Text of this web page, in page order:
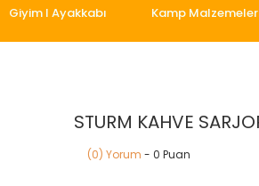
Giyim I Ayakkabı Kamp
STURM KAHVE
(0) Yorum - 0 Puan